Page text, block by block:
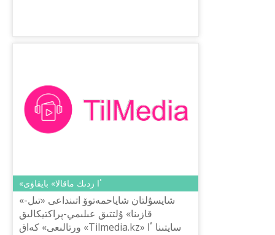
«ٴا زدىك ماقالا» بايقاۋى
«شايسۇلتان شاياحمەتوۆ اتىنداعى «تىل-
قازىنا» ۇلتتىق عىلىمي-پراكتيكالىق
ورتالىعى» كەاق «Tilmedia.kz» سايتىنا ٴا